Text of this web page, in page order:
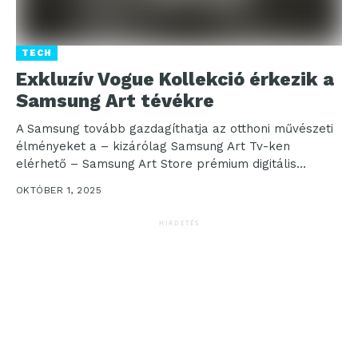
TECH
Exkluzív Vogue Kollekció érkezik a
Samsung Art tévékre
A Samsung tovább gazdagíthatja az otthoni művészeti
élményeket a – kizárólag Samsung Art Tv-ken
elérhető – Samsung Art Store prémium digitális
művészeti platformon...
OKTÓBER 1, 2025
HIRDETÉS